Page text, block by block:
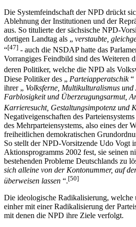
Die Systemfeindschaft der NPD drückt
Ablehnung der Institutionen und der
aus. So titulierte der sächsische NPD-
dortigen Landtag als „ verstaubte,
“[47] - auch die NSDAP hatte das
Vorrangiges Feindbild sind des Weiteren
deren Politiker, welche die NPD als
Diese Politiker des „ Parteiapperatschik“
ihrer „ Volksferne, Multikulturalismus und
Farblosigkeit und Überzeugungsarmut,
Karrieresucht, Gestaltungsimpotenz und
Negativeigenschaften des
des Mehrparteiensystems, also eines der
freiheitlichen demokratischen
So stellt der NPD-Vorsitzende Udo Vogt
Aktionsprogramms 2002 fest, sie seinen
bestehenden Probleme Deutschlands zu
sich alleine von der Kontonummer, auf
überweisen lassen “.[50]
Die ideologische Radikalisierung, welche
einher mit einer Radikalisierung der
mit denen die NPD ihre Ziele verfolgt.